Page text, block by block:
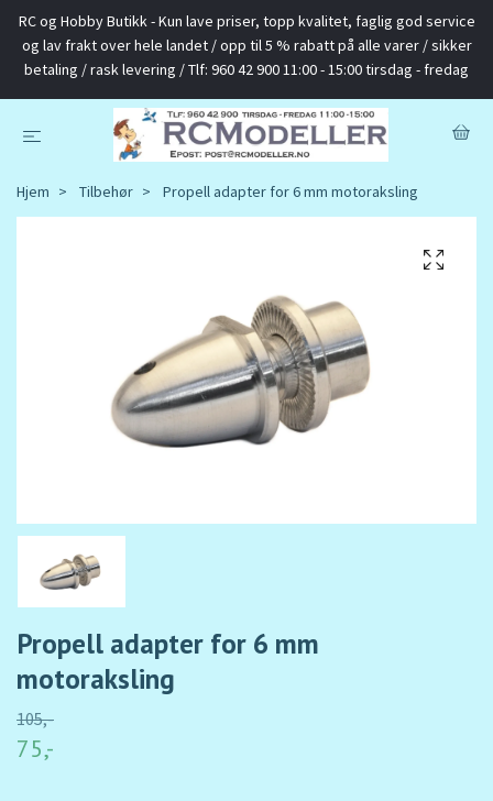
RC og Hobby Butikk - Kun lave priser, topp kvalitet, faglig god service
og lav frakt over hele landet / opp til 5 % rabatt på alle varer / sikker
betaling / rask levering / Tlf: 960 42 900 11:00 - 15:00 tirsdag - fredag
Hjem Tilbehør Propell adapter for 6 mm motoraksling
Propell adapter for 6 mm
motoraksling
105,-
75,-